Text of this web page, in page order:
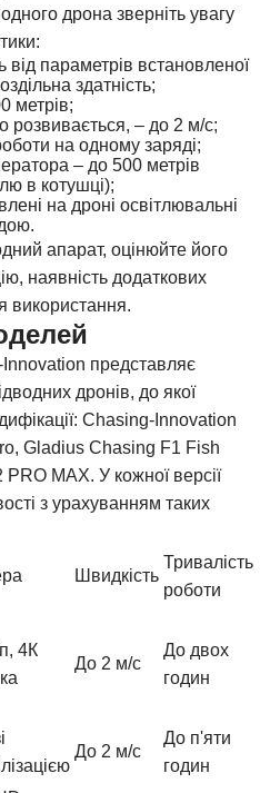
дрона зверніть увагу
від параметрів встановленої
здатність;
метрів;
розвивається, – до 2 м/с;
на одному заряді;
– до 500 метрів
в котушці);
на дроні освітлювальні
апарат, оцінюйте його
наявність додаткових
використання.
представляє
дронів, до якої
Chasing-Innovation
Gladius Chasing F1 Fish
MAX. У кожної версії
з урахуванням таких
Швидкість
Тривалість
роботи
4К
До 2 м/с
До двох
годин
До 2 м/с
До п'яти
годин